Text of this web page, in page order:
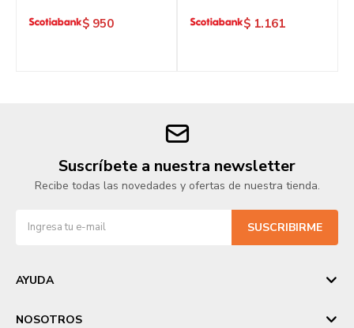
$ 950 $ 1.161
Suscríbete a nuestra newsletter
Recibe todas las novedades y ofertas de nuestra tienda.
SUSCRIBIRME
AYUDA
NOSOTROS